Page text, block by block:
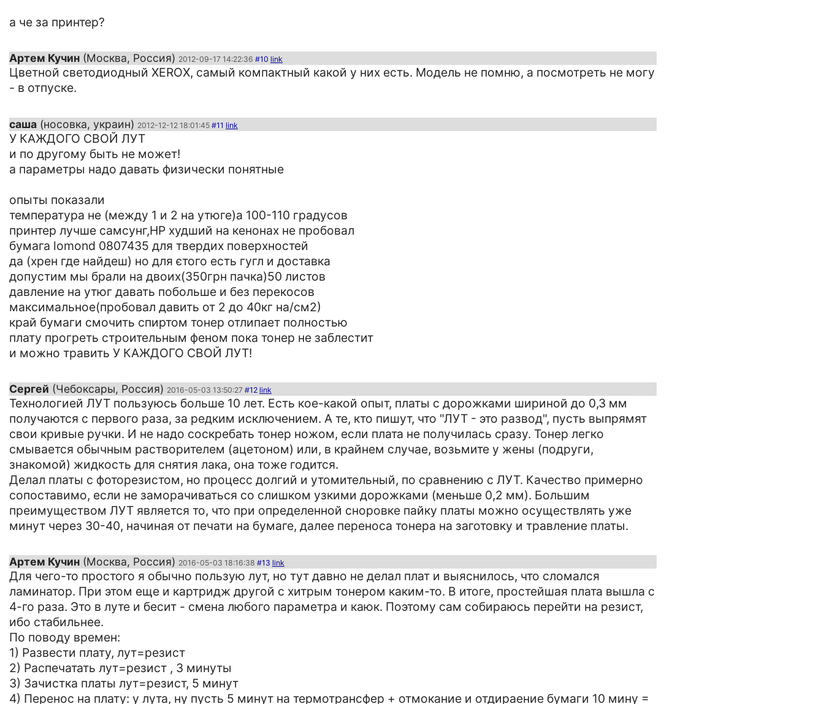
а че за принтер?
Артем Кучин (Москва, Россия) 2012-09-17 14:22:36 #10 link
Цветной светодиодный XEROX, самый компактный какой у них есть. Модель не помню, а посмотреть не могу
- в отпуске.
саша (носовка, украин) 2012-12-12 18:01:45 #11 link
У КАЖДОГО СВОЙ ЛУТ
и по другому быть не может!
а параметры надо давать физически понятные
опыты показали
температура не (между 1 и 2 на утюге)а 100-110 градусов
принтер лучше самсунг,НР худший на кенонах не пробовал
бумага lomond 0807435 для твердих поверхностей
да (хрен где найдеш) но для єтого есть гугл и доставка
допустим мы брали на двоих(350грн пачка)50 листов
давление на утюг давать побольше и без перекосов
максимальное(пробовал давить от 2 до 40кг на/см2)
край бумаги смочить спиртом тонер отлипает полностью
плату прогреть строительным феном пока тонер не заблестит
и можно травить У КАЖДОГО СВОЙ ЛУТ!
Сергей (Чебоксары, Россия) 2016-05-03 13:50:27 #12 link
Технологией ЛУТ пользуюсь больше 10 лет. Есть кое-какой опыт, платы с дорожками шириной до 0,3 мм
получаются с первого раза, за редким исключением. А те, кто пишут, что "ЛУТ - это развод", пусть выпрямят
свои кривые ручки. И не надо соскребать тонер ножом, если плата не получилась сразу. Тонер легко
смывается обычным растворителем (ацетоном) или, в крайнем случае, возьмите у жены (подруги,
знакомой) жидкость для снятия лака, она тоже годится.
Делал платы с фоторезистом, но процесс долгий и утомительный, по сравнению с ЛУТ. Качество примерно
сопоставимо, если не заморачиваться со слишком узкими дорожками (меньше 0,2 мм). Большим
преимуществом ЛУТ является то, что при определенной сноровке пайку платы можно осуществлять уже
минут через 30-40, начиная от печати на бумаге, далее переноса тонера на заготовку и травление платы.
Артем Кучин (Москва, Россия) 2016-05-03 18:16:38 #13 link
Для чего-то простого я обычно пользую лут, но тут давно не делал плат и выяснилось, что сломался
ламинатор. При этом еще и картридж другой с хитрым тонером каким-то. В итоге, простейшая плата вышла с
4-го раза. Это в луте и бесит - смена любого параметра и каюк. Поэтому сам собираюсь перейти на резист,
ибо стабильнее.
По поводу времен:
1) Развести плату, лут=резист
2) Распечатать лут=резист , 3 минуты
3) Зачистка платы лут=резист, 5 минут
4) Перенос на плату: у лута, ну пусть 5 минут на термотрансфер + отмокание и отдираение бумаги 10 мину =